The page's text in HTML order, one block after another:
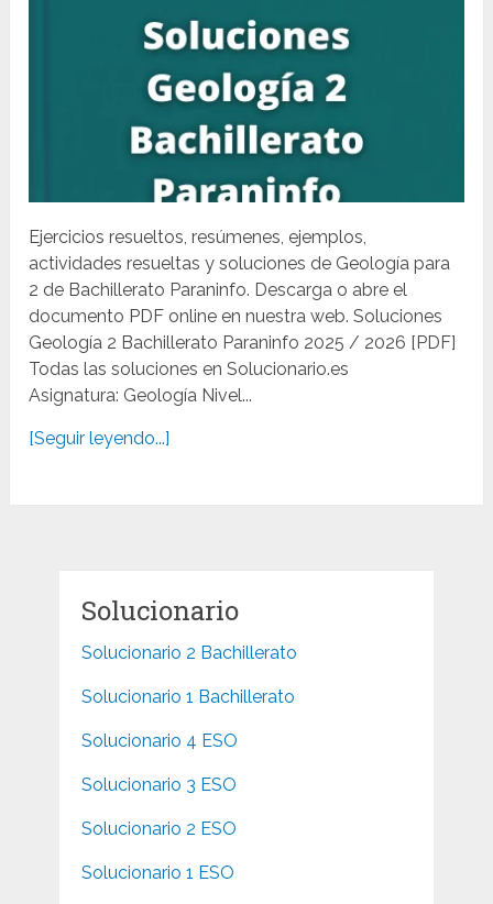
Ejercicios resueltos, resúmenes, ejemplos,
actividades resueltas y soluciones de Geología para
2 de Bachillerato Paraninfo. Descarga o abre el
documento PDF online en nuestra web. Soluciones
Geología 2 Bachillerato Paraninfo 2025 / 2026 [PDF]
Todas las soluciones en Solucionario.es
Asignatura: Geología Nivel...
[Seguir leyendo...]
Solucionario
Solucionario 2 Bachillerato
Solucionario 1 Bachillerato
Solucionario 4 ESO
Solucionario 3 ESO
Solucionario 2 ESO
Solucionario 1 ESO